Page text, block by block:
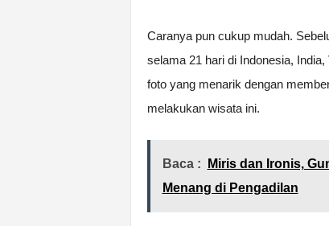
Caranya pun cukup mudah.
selama 21 hari di Indonesia,
foto yang menarik dengan
melakukan wisata ini.
Baca :
Miris dan Ironis,
Menang di Pengadilan